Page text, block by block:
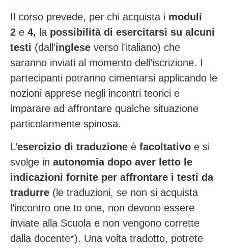
Il corso prevede, per chi acquista i moduli
2 e 4, la possibilità di esercitarsi su alcuni
testi (dall’inglese verso l’italiano) che
saranno inviati al momento dell’iscrizione. I
partecipanti potranno cimentarsi applicando le
nozioni apprese negli incontri teorici e
imparare ad affrontare qualche situazione
particolarmente spinosa.
L’esercizio di traduzione è facoltativo e si
svolge in autonomia dopo aver letto le
indicazioni fornite per affrontare i testi da
tradurre (le traduzioni, se non si acquista
l’incontro one to one, non devono essere
inviate alla Scuola e non vengono corrette
dalla docente*). Una volta tradotto, potrete